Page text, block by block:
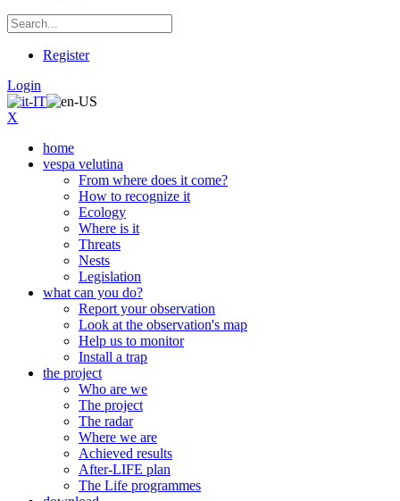
Register
Login
X
home
vespa velutina
From where does it come?
How to recognize it
Ecology
Where is it
Threats
Nests
Legislation
what can you do?
Report your observation
Look at the observation's map
Help us to monitor
Install a trap
the project
Who are we
The project
The radar
Where we are
Achieved results
After-LIFE plan
The Life programmes